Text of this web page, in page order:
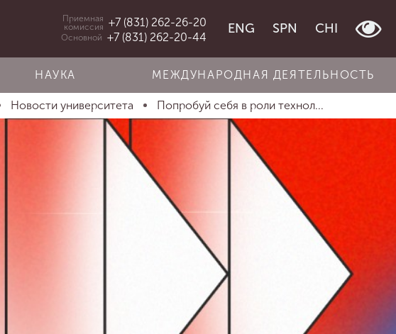
Приемная
комиссия +7 (831) 262-26-20
Основной +7 (831) 262-20-44
ENG SPN CHI
НАУКА МЕЖДУНАРОДНАЯ ДЕЯТЕЛЬНОСТЬ
Новости университета Попробуй себя в роли технол...